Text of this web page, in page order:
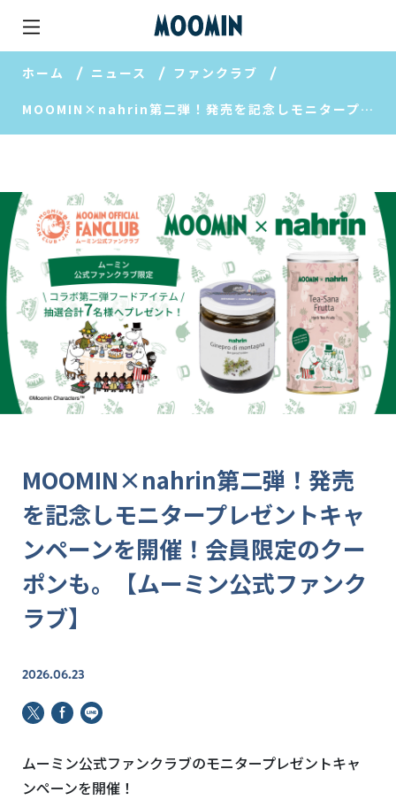
ホーム ニュース ファンクラブ
MOOMIN×nahrin第二弾！発売を記念しモニタープレゼントキャンペーンを開催！会員限定のクーポンも。【ムーミン公式ファンクラブ】
MOOMIN×nahrin第二弾！発売
を記念しモニタープレゼントキャ
ンペーンを開催！会員限定のクー
ポンも。【ムーミン公式ファンク
ラブ】
2026.06.23
ムーミン公式ファンクラブのモニタープレゼントキャ
ンペーンを開催！